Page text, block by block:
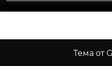
Тема от